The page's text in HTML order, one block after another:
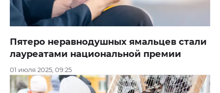
Пятеро неравнодушных ямальцев стали
лауреатами национальной премии
01 июля 2025, 09:25